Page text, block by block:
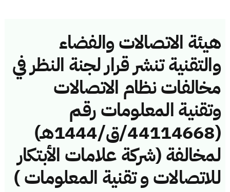
هيئة الاتصالات والفضاء
والتقنية تنشر قرار لجنة النظر في
مخالفات نظام الاتصالات
وتقنية المعلومات رقم
(44114668/ق/1444هـ)
لمخالفة (شركة علامات الأبتكار
للاتصالات و تقنية المعلومات )